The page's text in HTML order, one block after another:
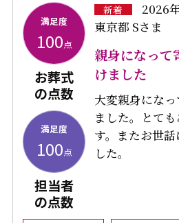
満足度
100点
お葬式
の点数
満足度
100点
担当者
の点数
新着
2026
東京都 Sさま
親身になって
けました
大変親身にな
ました。とて
す。またお世
した。